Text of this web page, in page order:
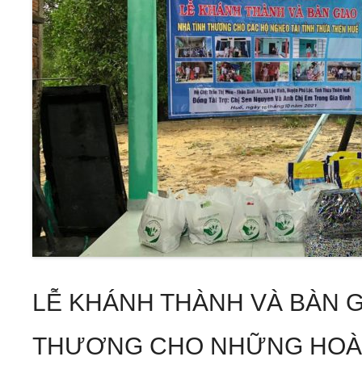
LỄ KHÁNH THÀNH VÀ BÀN
THƯƠNG CHO NHỮNG